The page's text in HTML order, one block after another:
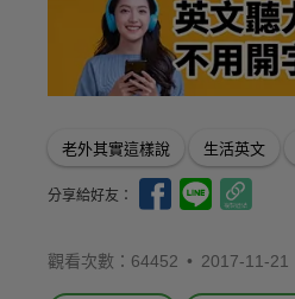
老外其實這樣說 生活英文
分享給好友：
觀看次數：64452 • 2017-11-21